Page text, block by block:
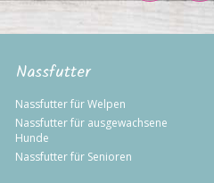
Nassfutter
Nassfutter für Welpen
Nassfutter für ausgewachsene
Hunde
Nassfutter für Senioren